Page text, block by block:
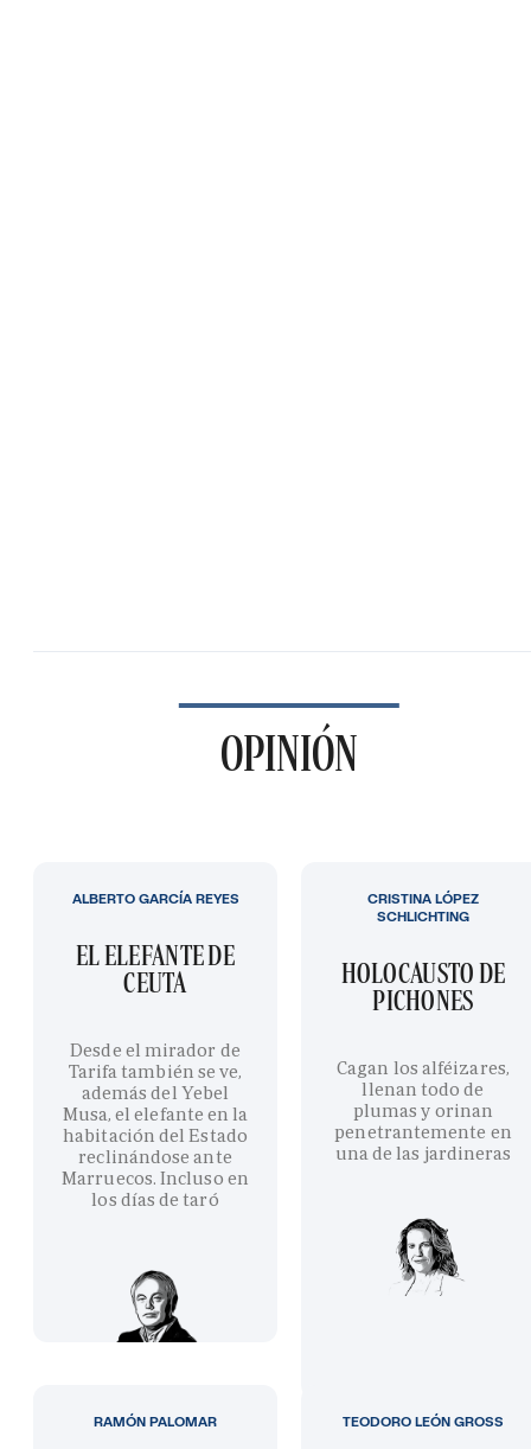
OPINIÓN
EL ELEFANTE DE
CEUTA
Desde el mirador de
Tarifa también se ve,
además del Yebel
Musa, el elefante en la
habitación del Estado
reclinándose ante
Marruecos. Incluso en
los días de taró
ALBERTO GARCÍA REYES
HOLOCAUSTO DE
PICHONES
Cagan los alféizares,
llenan todo de
plumas y orinan
penetrantemente en
una de las jardineras
CRISTINA LÓPEZ
SCHLICHTING
RAMÓN PALOMAR TEODORO LEÓN GROSS